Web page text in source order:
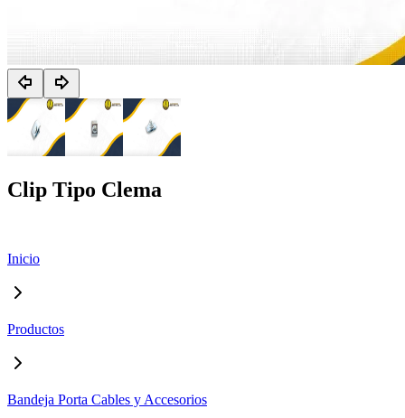
Clip Tipo Clema
Inicio
Productos
Bandeja Porta Cables y Accesorios